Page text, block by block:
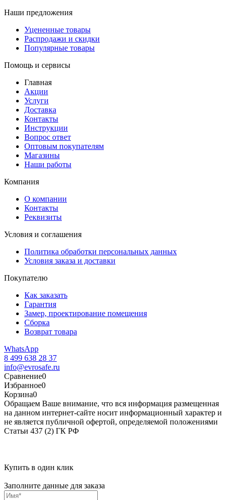
Наши предложения
Уцененные товары
Распродажи и скидки
Популярные товары
Помощь и сервисы
Главная
Акции
Услуги
Доставка
Контакты
Инструкции
Вопрос ответ
Оптовым покупателям
Магазины
Наши работы
Компания
О компании
Контакты
Реквизиты
Условия и соглашения
Политика обработки персональных данных
Условия заказа и доставки
Покупателю
Как заказать
Гарантия
Замер, проектирование помещения
Сборка
Возврат товара
WhatsApp
8 499 638 28 37
info@evrosafe.ru
Сравнение0
Избранное0
Корзина0
Обращаем Ваше внимание, что вся информация размещенная
на данном интернет-сайте носит информационный характер и
не является публичной офертой, определяемой положениями
Статьи 437 (2) ГК РФ
Купить в один клик
Заполните данные для заказа